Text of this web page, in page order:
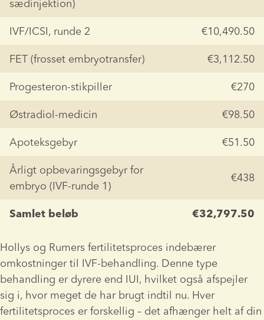
sædinjektion)
IVF/ICSI, runde 2 €10,490.50
FET (frosset embryotransfer) €3,112.50
Progesteron-stikpiller €270
Østradiol-medicin €98.50
Apoteksgebyr €51.50
Årligt opbevaringsgebyr for
embryo (IVF-runde 1)
€438
Samlet beløb €32,797.50
Hollys og Rumers fertilitetsproces indebærer
omkostninger til IVF-behandling. Denne type
behandling er dyrere end IUI, hvilket også afspejler
sig i, hvor meget de har brugt indtil nu. Hver
fertilitetsproces er forskellig – det afhænger helt af din